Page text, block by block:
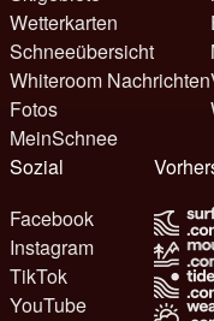
Wetterkarten
Schneeübersicht
Whiteroom Nachrichten
Fotos
MeinSchnee
Sozial
Facebook
Instagram
TikTok
YouTube